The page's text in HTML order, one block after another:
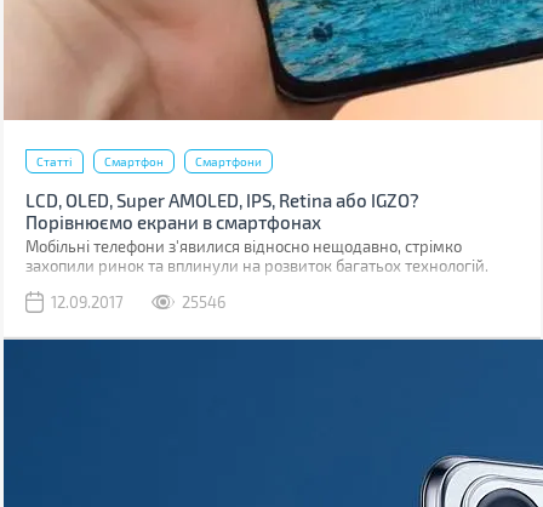
Статті Смартфон Смартфони
LCD, OLED, Super AMOLED, IPS, Retina або IGZO?
Порівнюємо екрани в смартфонах
Мобільні телефони з'явилися відносно нещодавно, стрімко
захопили ринок та вплинули на розвиток багатьох технологій.
12.09.2017
25546